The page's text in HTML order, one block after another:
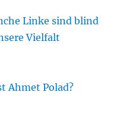
Linke sind blind
Vielfalt
Ahmet Polad?